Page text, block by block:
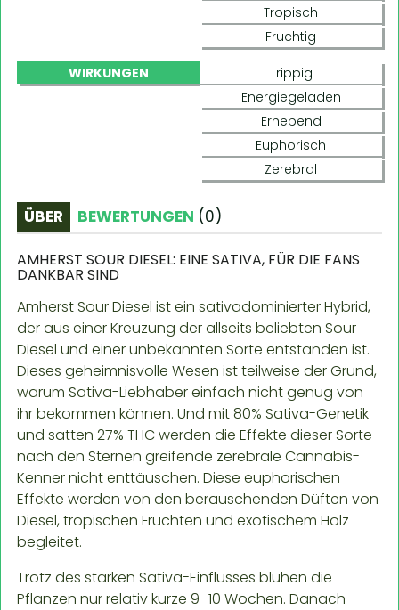
Tropisch
Fruchtig
WIRKUNGEN
Trippig
Energiegeladen
Erhebend
Euphorisch
Zerebral
ÜBER BEWERTUNGEN (0)
AMHERST SOUR DIESEL: EINE SATIVA, FÜR DIE FANS
DANKBAR SIND
Amherst Sour Diesel ist ein sativadominierter Hybrid,
der aus einer Kreuzung der allseits beliebten Sour
Diesel und einer unbekannten Sorte entstanden ist.
Dieses geheimnisvolle Wesen ist teilweise der Grund,
warum Sativa-Liebhaber einfach nicht genug von
ihr bekommen können. Und mit 80% Sativa-Genetik
und satten 27% THC werden die Effekte dieser Sorte
nach den Sternen greifende zerebrale Cannabis-
Kenner nicht enttäuschen. Diese euphorischen
Effekte werden von den berauschenden Düften von
Diesel, tropischen Früchten und exotischem Holz
begleitet.
Trotz des starken Sativa-Einflusses blühen die
Pflanzen nur relativ kurze 9–10 Wochen. Danach